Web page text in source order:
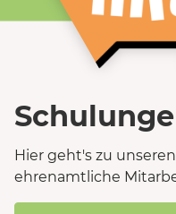
Hier geht's zu
ehrenamtliche